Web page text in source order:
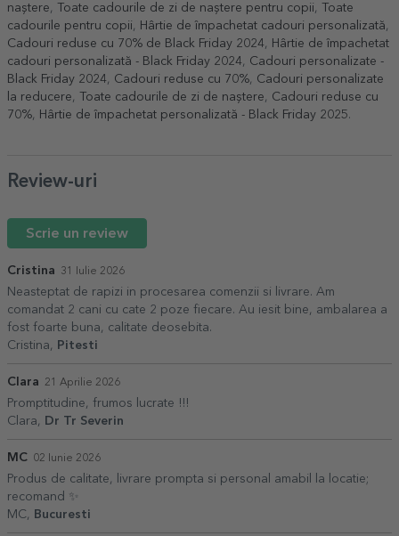
naștere
Toate cadourile de zi de naștere pentru copii
Toate
cadourile pentru copii
Hârtie de împachetat cadouri personalizată
Cadouri reduse cu 70% de Black Friday 2024
Hârtie de împachetat
cadouri personalizată - Black Friday 2024
Cadouri personalizate -
Black Friday 2024
Cadouri reduse cu 70%
Cadouri personalizate
la reducere
Toate cadourile de zi de naștere
Cadouri reduse cu
70%
Hârtie de împachetat personalizată - Black Friday 2025.
Review-uri
Scrie un review
Cristina 31 Iulie 2026
Neasteptat de rapizi in procesarea comenzii si livrare. Am
comandat 2 cani cu cate 2 poze fiecare. Au iesit bine, ambalarea a
fost foarte buna, calitate deosebita.
Cristina,
Pitesti
Clara 21 Aprilie 2026
Promptitudine, frumos lucrate !!!
Clara,
Dr Tr Severin
MC 02 Iunie 2026
Produs de calitate, livrare prompta si personal amabil la locatie;
recomand ✨️
MC,
Bucuresti